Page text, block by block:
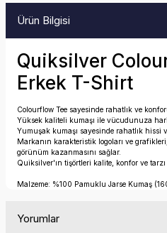
Ürün Bilgisi
Quiksilver
Erkek T-Shirt
Colourflow Tee sayesinde rahatlık ve
Yüksek kaliteli kumaşı ile vücudunuza
Yumuşak kumaşı sayesinde rahatlık hissi
Markanın karakteristik logoları ve
görünüm kazanmasını sağlar.
Quiksilver'ın tişörtleri kalite, konfor ve
Malzeme: %100 Pamuklu Jarse Kumaş
Yorumlar